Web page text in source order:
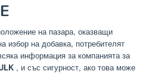
на пазара, оказващи
избор на добавка, потребителят
информация за компанията за
, и със сигурност, ако това може